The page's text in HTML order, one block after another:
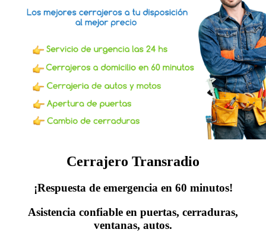
Cerrajero Transradio
¡Respuesta de emergencia en 60 minutos!
Asistencia confiable en puertas, cerraduras,
ventanas, autos.